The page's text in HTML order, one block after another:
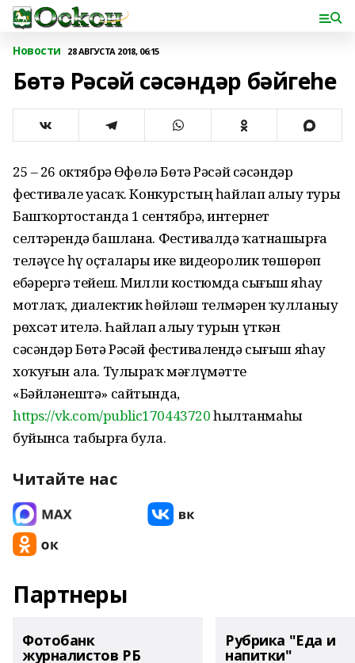
Новости 28 АВГУСТА 2018, 06:15
Бөтә Рәсәй сәсәндәр бәйгеһе
25 – 26 октябрҙә Өфөлә Бөтә Рәсәй сәсәндәр
фестивале уҙасаҡ. Конкурстың һайлап алыу туры
Башҡортостанда 1 сентябрҙә, интернет
селтәрендә башлана. Фестивалдә ҡатнашырға
теләүсе һүҙ оҫталары ике видеоролик төшөрөп
ебәрергә тейеш. Милли костюмда сығыш яһау
мотлаҡ, диалектик һөйләш телмәрен ҡулланыу
рөхсәт ителә. Һайлап алыу турын үткән
сәсәндәр Бөтә Рәсәй фестивалендә сығыш яһау
хоҡуғын ала. Тулыраҡ мәғлүмәтте
«Бәйләнештә» сайтында,
https://vk.com/public170443720һылтанмаһы
буйынса табырға була.
Читайте нас
Партнеры
Фотобанк
журналистов РБ
Рубрика "Еда и
напитки"